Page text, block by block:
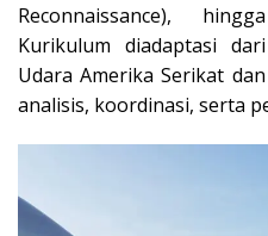
Reconnaissance),
Kurikulum diadaptasi
Udara Amerika Serikat
analisis, koordinasi, serta